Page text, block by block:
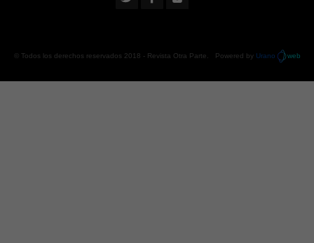
© Todos los derechos reservados 2018 - Revista Otra Parte . Powered by Urano web